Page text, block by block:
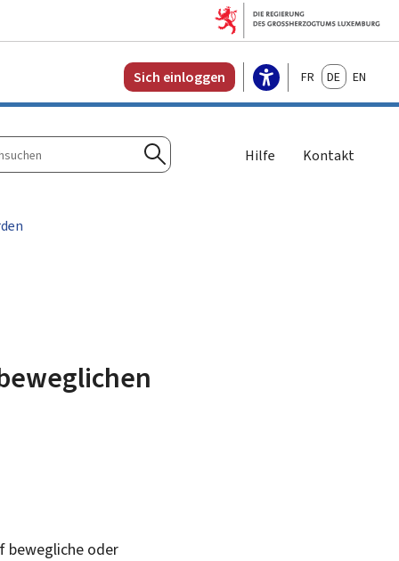
Sich einloggen FrançaisDeutschEnglish
Suchen
Hilfe Kontakt
bewegliche oder